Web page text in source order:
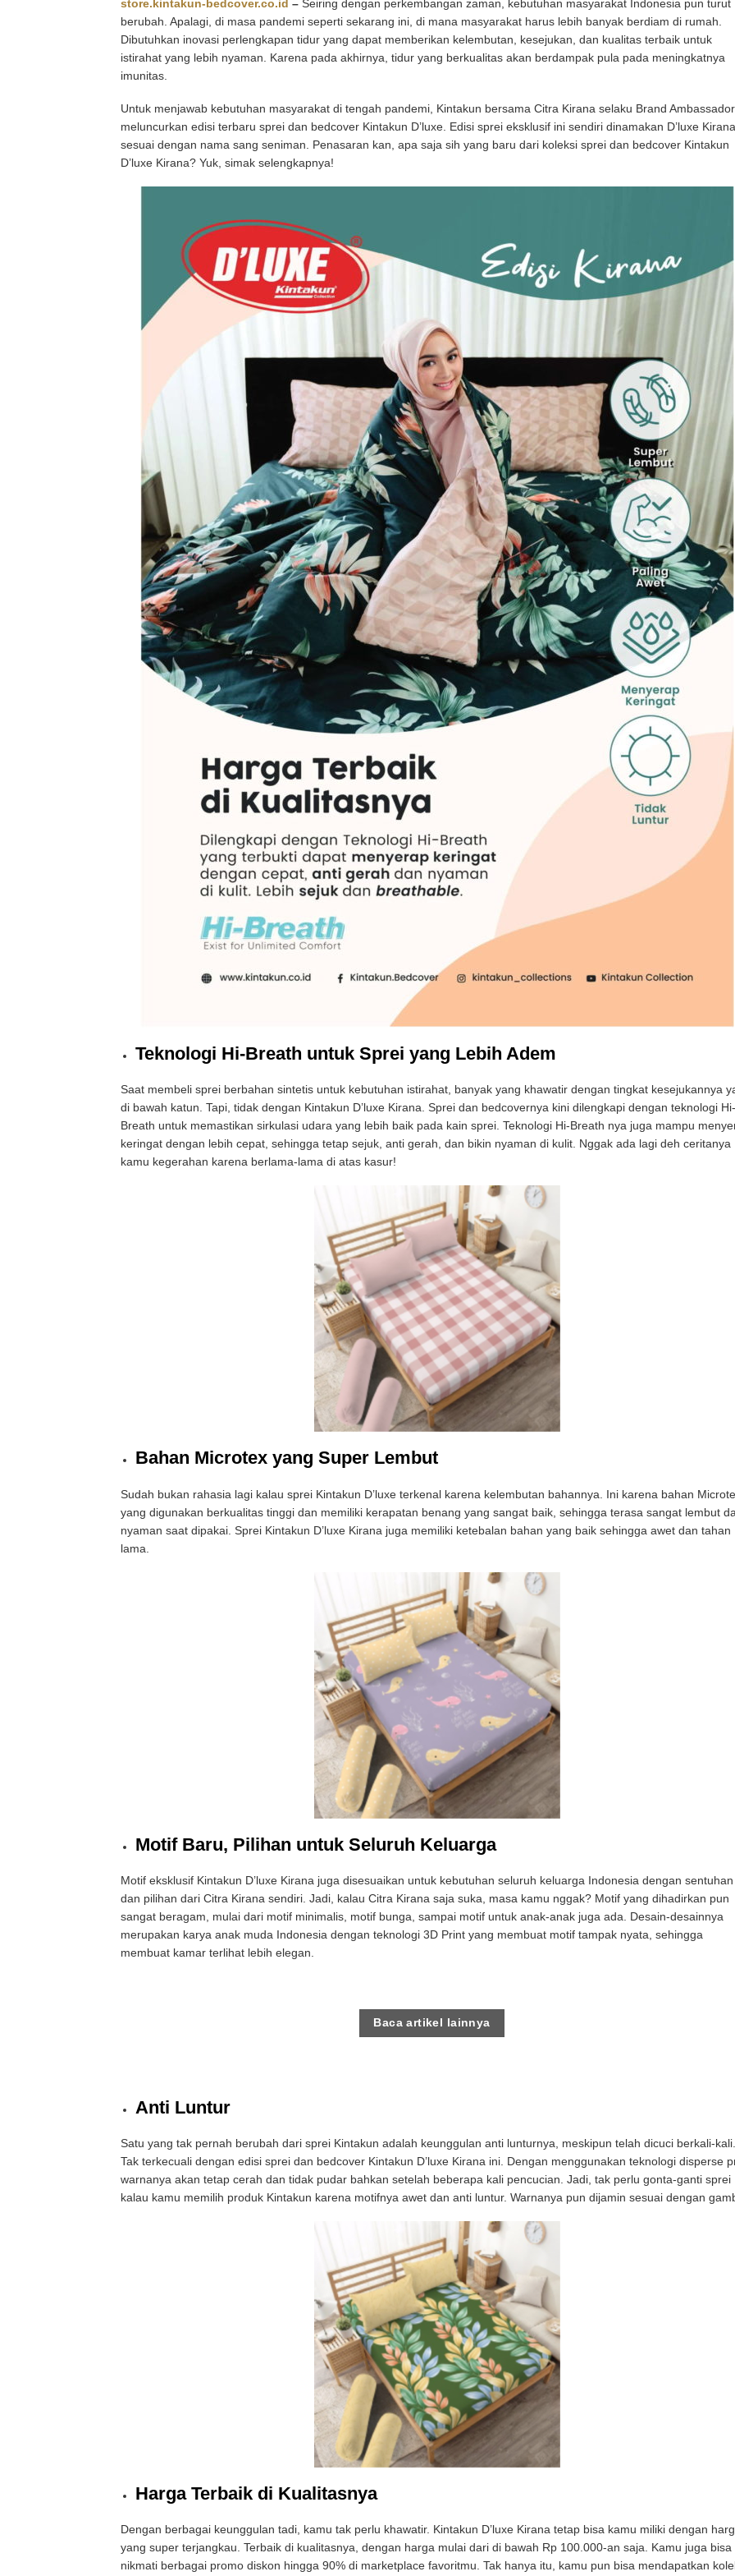
store.kintakun-bedcover.co.id – Seiring dengan perkembangan zaman, kebutuhan masyarakat Indonesia pun turut
berubah. Apalagi, di masa pandemi seperti sekarang ini, di mana masyarakat harus lebih banyak berdiam di rumah.
Dibutuhkan inovasi perlengkapan tidur yang dapat memberikan kelembutan, kesejukan, dan kualitas terbaik untuk
istirahat yang lebih nyaman. Karena pada akhirnya, tidur yang berkualitas akan berdampak pula pada meningkatnya
imunitas.
Untuk menjawab kebutuhan masyarakat di tengah pandemi, Kintakun bersama Citra Kirana selaku Brand Ambassador
meluncurkan edisi terbaru sprei dan bedcover Kintakun D’luxe. Edisi sprei eksklusif ini sendiri dinamakan D’luxe Kirana
sesuai dengan nama sang seniman. Penasaran kan, apa saja sih yang baru dari koleksi sprei dan bedcover Kintakun
D’luxe Kirana? Yuk, simak selengkapnya!
Teknologi Hi-Breath untuk Sprei yang Lebih Adem
Saat membeli sprei berbahan sintetis untuk kebutuhan istirahat, banyak yang khawatir dengan tingkat kesejukannya
di bawah katun. Tapi, tidak dengan Kintakun D’luxe Kirana. Sprei dan bedcovernya kini dilengkapi dengan teknologi Hi-
Breath untuk memastikan sirkulasi udara yang lebih baik pada kain sprei. Teknologi Hi-Breath nya juga mampu
keringat dengan lebih cepat, sehingga tetap sejuk, anti gerah, dan bikin nyaman di kulit. Nggak ada lagi deh ceritanya
kamu kegerahan karena berlama-lama di atas kasur!
Bahan Microtex yang Super Lembut
Sudah bukan rahasia lagi kalau sprei Kintakun D’luxe terkenal karena kelembutan bahannya. Ini karena bahan
yang digunakan berkualitas tinggi dan memiliki kerapatan benang yang sangat baik, sehingga terasa sangat lembut
nyaman saat dipakai. Sprei Kintakun D’luxe Kirana juga memiliki ketebalan bahan yang baik sehingga awet dan tahan
lama.
Motif Baru, Pilihan untuk Seluruh Keluarga
Motif eksklusif Kintakun D’luxe Kirana juga disesuaikan untuk kebutuhan seluruh keluarga Indonesia dengan sentuhan
dan pilihan dari Citra Kirana sendiri. Jadi, kalau Citra Kirana saja suka, masa kamu nggak? Motif yang dihadirkan pun
sangat beragam, mulai dari motif minimalis, motif bunga, sampai motif untuk anak-anak juga ada. Desain-desainnya
merupakan karya anak muda Indonesia dengan teknologi 3D Print yang membuat motif tampak nyata, sehingga
membuat kamar terlihat lebih elegan.
Baca artikel lainnya
Anti Luntur
Satu yang tak pernah berubah dari sprei Kintakun adalah keunggulan anti lunturnya, meskipun telah dicuci berkali-kali.
Tak terkecuali dengan edisi sprei dan bedcover Kintakun D’luxe Kirana ini. Dengan menggunakan teknologi disperse
warnanya akan tetap cerah dan tidak pudar bahkan setelah beberapa kali pencucian. Jadi, tak perlu gonta-ganti sprei
kalau kamu memilih produk Kintakun karena motifnya awet dan anti luntur. Warnanya pun dijamin sesuai dengan
Harga Terbaik di Kualitasnya
Dengan berbagai keunggulan tadi, kamu tak perlu khawatir. Kintakun D’luxe Kirana tetap bisa kamu miliki dengan
yang super terjangkau. Terbaik di kualitasnya, dengan harga mulai dari di bawah Rp 100.000-an saja. Kamu juga bisa
nikmati berbagai promo diskon hingga 90% di marketplace favoritmu. Tak hanya itu, kamu pun bisa mendapatkan